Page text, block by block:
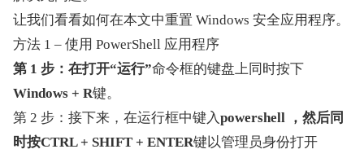
让我们看看如何在本文中重置 Windows 安全应用程序。
方法 1 – 使用 PowerShell 应用程序
第 1 步：在打开“运行”命令框的键盘上同时按下
Windows + R键。
第 2 步：接下来，在运行框中键入powershell ，然后同
时按CTRL + SHIFT + ENTER键以管理员身份打开